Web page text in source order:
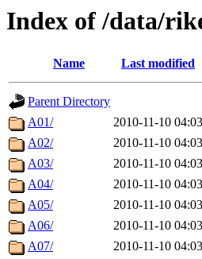
Index of /data/
Name Last modified
Parent Directory
A01/
2010-11-10 04:03
A02/
2010-11-10 04:03
A03/
2010-11-10 04:03
A04/
2010-11-10 04:03
A05/
2010-11-10 04:03
A06/
2010-11-10 04:03
A07/
2010-11-10 04:03